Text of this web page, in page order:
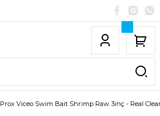
Prox Viceo Swim Bait Shrimp Raw 3inç - Real